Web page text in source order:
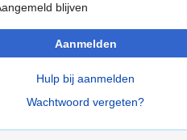
blijven
Aanmelden
Hulp bij aanmelden
Wachtwoord vergeten?